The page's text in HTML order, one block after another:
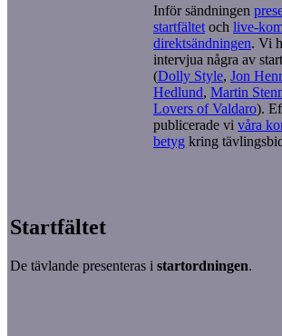
Inför sändningen
startfältet och live-
direktsändningen. Vi
intervjua några av
(Dolly Style, Jon
Hedlund, Martin
Lovers of Valdaro).
publicerade vi våra
betyg kring
Startfältet
De tävlande presenteras i startordningen.